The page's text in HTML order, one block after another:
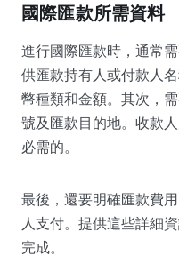
國際匯款所需資料
進行國際匯款時，通常
供匯款持有人或付款人
幣種類和金額。其次，
號及匯款目的地。收款
必需的。
最後，還要明確匯款費
人支付。提供這些詳細
完成。